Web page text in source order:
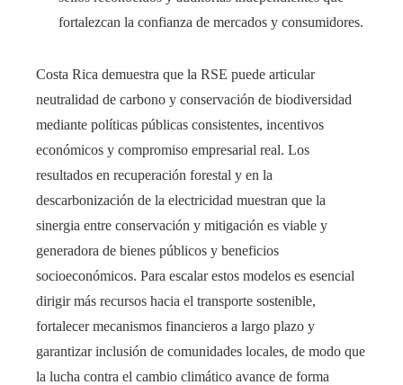
fortalezcan la confianza de mercados y consumidores.
Costa Rica demuestra que la RSE puede articular
neutralidad de carbono y conservación de biodiversidad
mediante políticas públicas consistentes, incentivos
económicos y compromiso empresarial real. Los
resultados en recuperación forestal y en la
descarbonización de la electricidad muestran que la
sinergia entre conservación y mitigación es viable y
generadora de bienes públicos y beneficios
socioeconómicos. Para escalar estos modelos es esencial
dirigir más recursos hacia el transporte sostenible,
fortalecer mecanismos financieros a largo plazo y
garantizar inclusión de comunidades locales, de modo que
la lucha contra el cambio climático avance de forma